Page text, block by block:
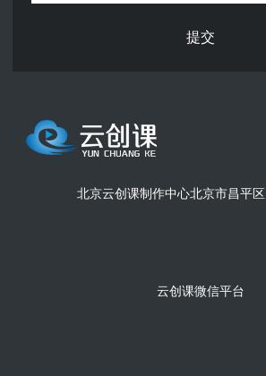
提交
北京云创课制作中心北京市昌平区
云创课微信平台